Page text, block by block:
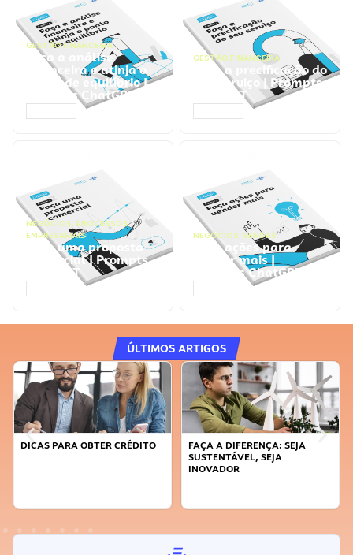
GESTÃO FINANCEIRA
Faça a análise
financeira e atinja o
ponto de equilíbrio |
Prompts ChatGPT
GESTÃO FINANCEIRA
Faça a precificação do
seu serviço | Prompts
ChatGPT
NEGÓCIOS, PROCESSOS
EMPRESARIAIS
Faça uma proposta
comercial | Prompts
ChatGPT
NEGÓCIOS, VENDAS
Faça ações para
vender mais |
Prompts ChatGPT
ÚLTIMOS ARTIGOS
DICAS PARA OBTER CRÉDITO
FAÇA A DIFERENÇA: SEJA
SUSTENTÁVEL, SEJA
INOVADOR